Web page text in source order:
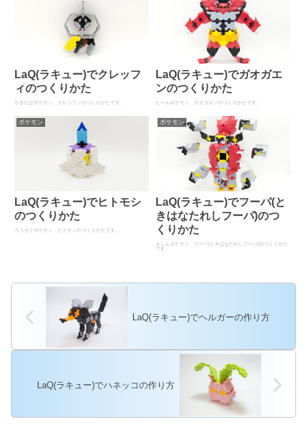
LaQ(ラキュー)でクレッフ
ィのつくりかた
かぎたばポケモン、クレッフィのつくりかたです。
LaQ(ラキュー)でガオガエ
ンのつくりかた
ヒールポケモン、ガオガエンのつくりかたです。
ポケモン
LaQ(ラキュー)でヒトモシ
のつくりかた
ろうそくポケモン、ヒトモシのつくりかたです。
ポケモン
LaQ(ラキュー)でフーパ(と
きはなたれしフーパ)のつ
くりかた
まじんポケモン、フーパ(ときはなたれしフーパ)のつくりかた
です。
LaQ(ラキュー)でヘルガーの作り方
LaQ(ラキュー)でハネッコの作り方